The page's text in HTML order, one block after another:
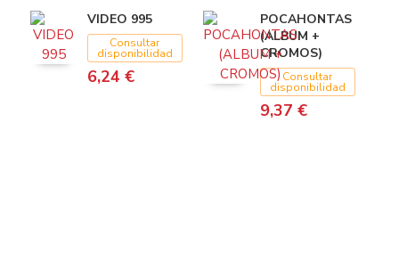
VIDEO 995
Consultar
disponibilidad
6,24 €
POCAHONTAS
(ALBUM +
CROMOS)
Consultar
disponibilidad
9,37 €